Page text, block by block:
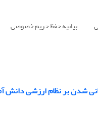
بیانیه حفظ حریم خصوصی
شدن بر نظام ارزشی دانش